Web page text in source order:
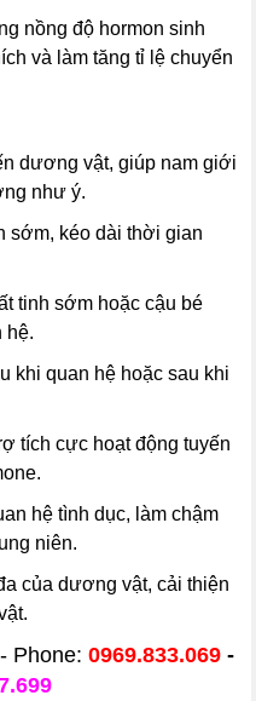
nồng độ hormon sinh
và làm tăng tỉ lệ chuyển
dương vật, giúp nam giới
như ý.
sớm, kéo dài thời gian
tinh sớm hoặc cậu bé
hệ.
khi quan hệ hoặc sau khi
tích cực hoạt động tuyến
hệ tình dục, làm chậm
niên.
của dương vật, cải thiện
- Phone: 0969.833.069 -